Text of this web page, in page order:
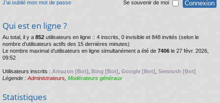
J’ai oublié mon mot de passe Se souvenir de moi
Qui est en ligne ?
Au total, il y a 852 utilisateurs en ligne :: 4 inscrits, 0 invisible et 848 invités (selon le
nombre d’utilisateurs actifs des 15 dernières minutes)
Le nombre maximal d’utilisateurs en ligne simultanément a été de 7406 le 27 févr. 2026,
09:52
Utilisateurs inscrits : Amazon [Bot] Bing [Bot] Google [Bot] Semrush [Bot]
Légende : Administrateurs Modérateurs généraux
Statistiques